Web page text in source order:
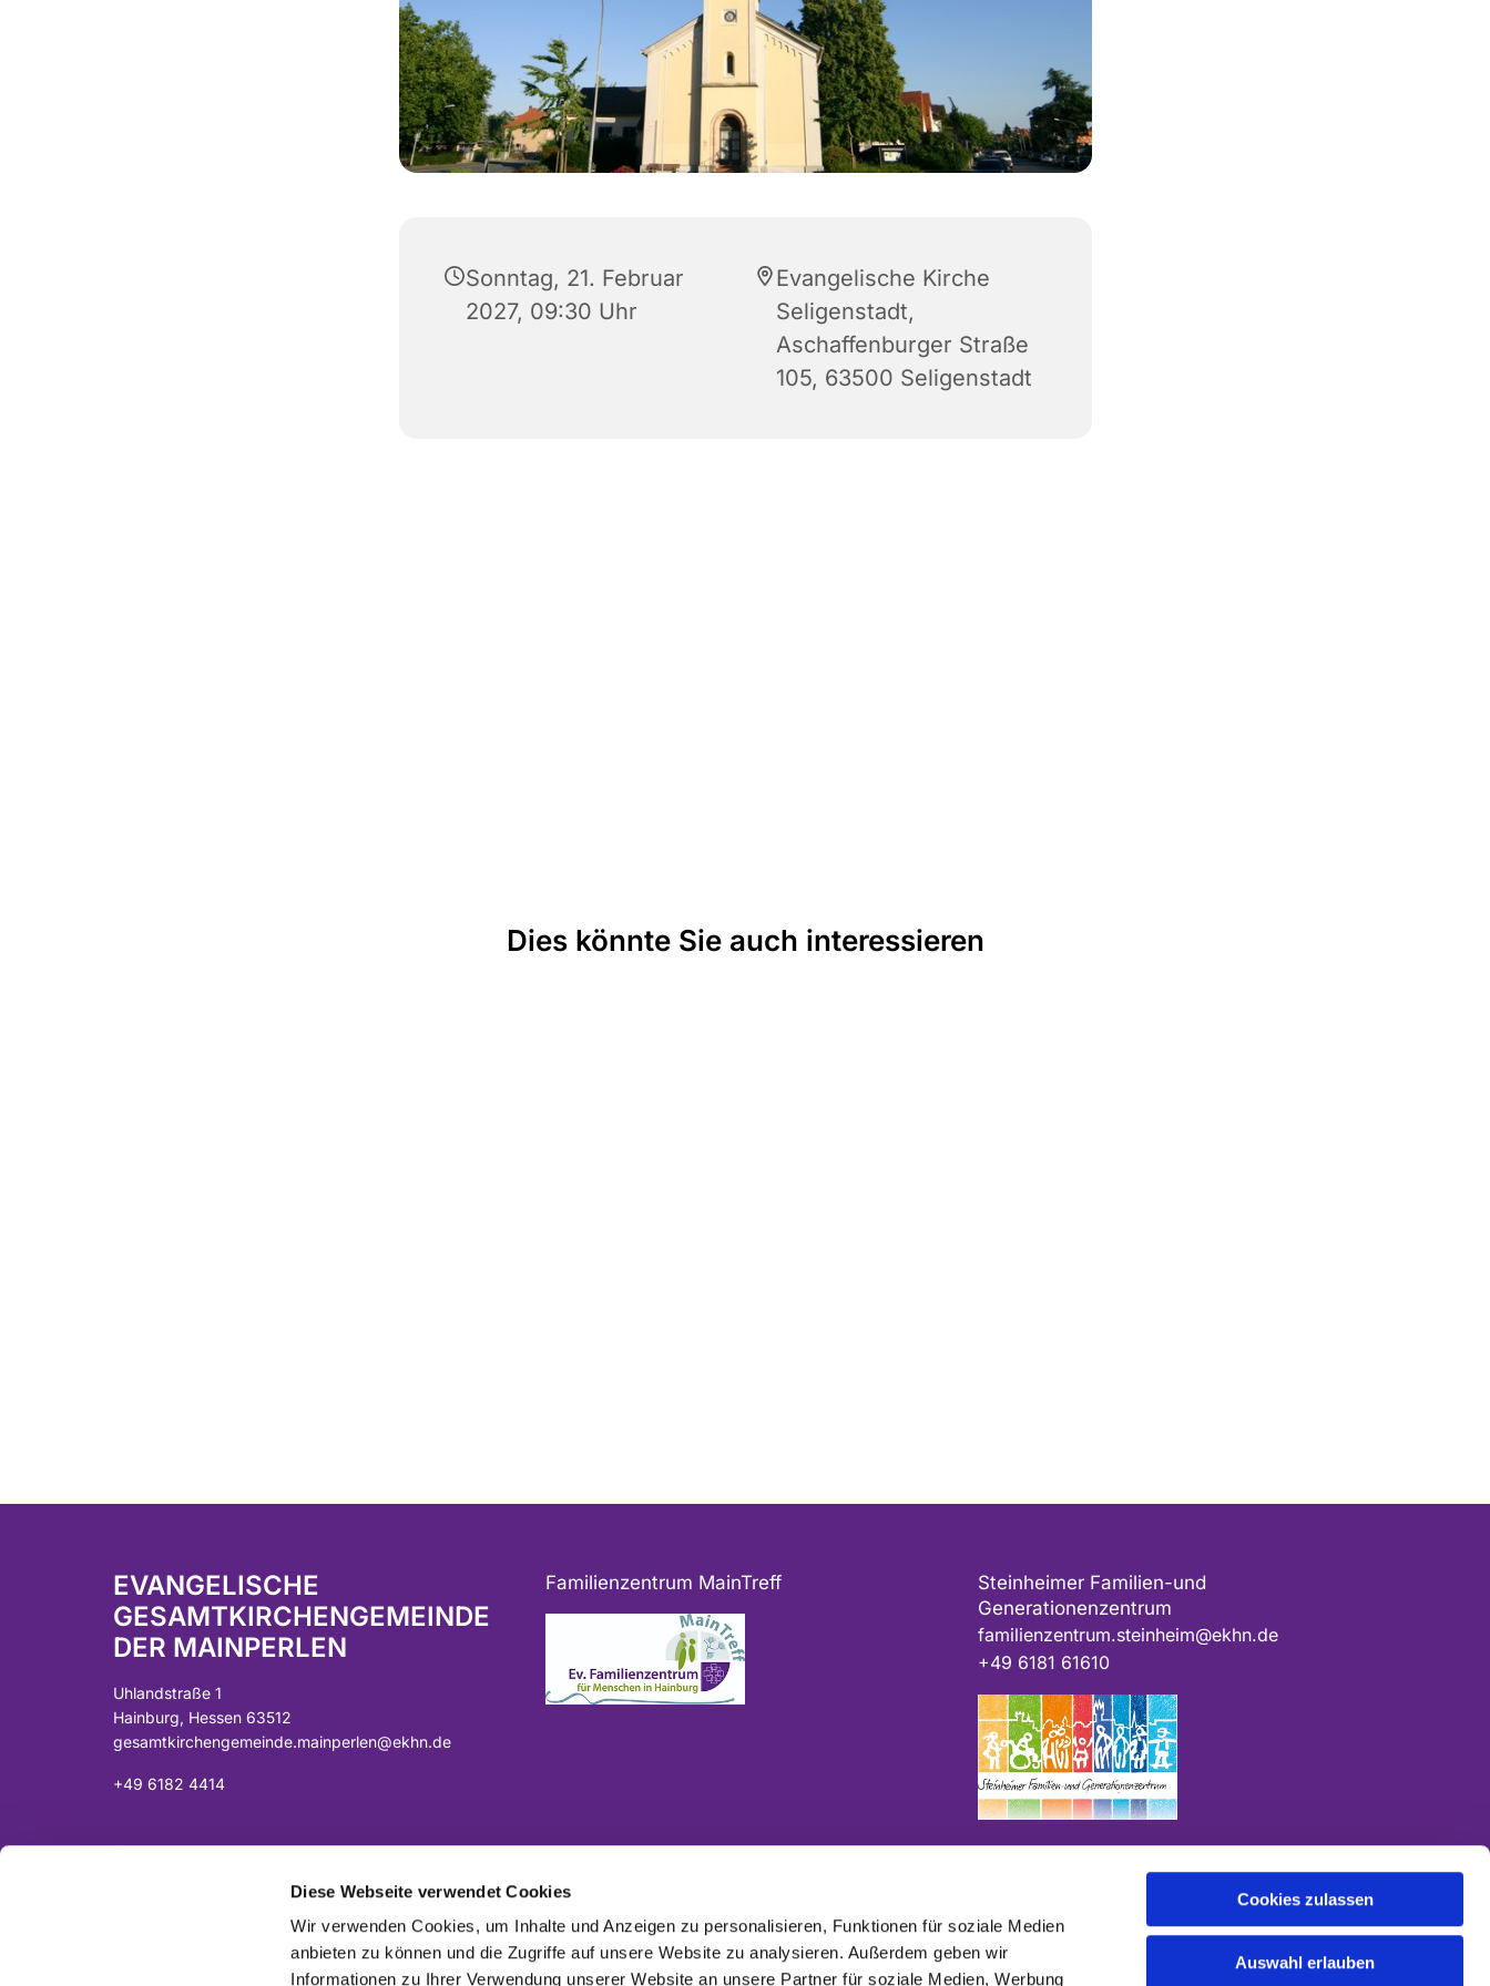
Diese Webseite verwendet Cookies
Wir verwenden Cookies, um Inhalte und Anzeigen zu personalisieren, Funktionen für soziale Medien
anbieten zu können und die Zugriffe auf unsere Website zu analysieren. Außerdem geben wir
Informationen zu Ihrer Verwendung unserer Website an unsere Partner für soziale Medien, Werbung
Cookies zulassen
Auswahl erlauben
Sonntag, 21. Februar
2027, 09:30 Uhr
Evangelische Kirche
Seligenstadt,
Aschaffenburger Straße
105, 63500 Seligenstadt
Dies könnte Sie auch interessieren
EVANGELISCHE
GESAMTKIRCHENGEMEINDE
DER MAINPERLEN
Uhlandstraße 1
Hainburg, Hessen 63512
gesamtkirchengemeinde.mainperlen@ekhn.de
+49 6182 4414
Spendenkonto:
DE07 5065 2124 0001 0040 43
Sparkasse Langen-Seligenstadt
Familienzentrum MainTreff
ggf. das Projekt und/oder die Kirchengemeinde an.
Steinheimer Familien-und
Generationenzentrum
familienzentrum.steinheim@ekhn.de
+49 6181 61610